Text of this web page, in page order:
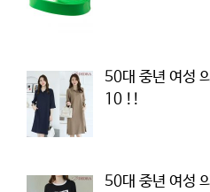
50대 중년 여성
10 !!
50대 중년 여성